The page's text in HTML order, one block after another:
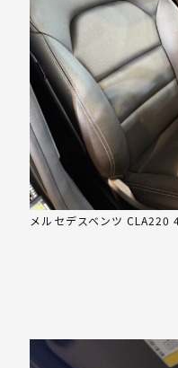
メルセデスベンツ CLA220